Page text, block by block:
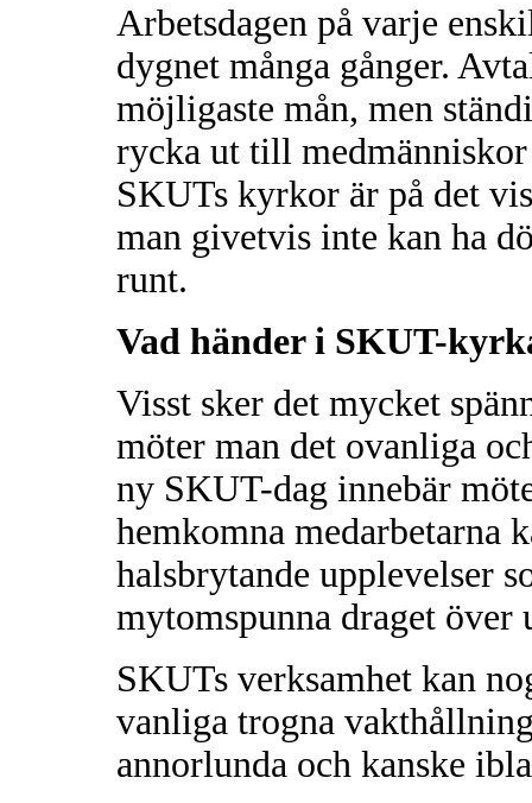
Arbetsdagen på varje
dygnet många gånger.
möjligaste mån, men
rycka ut till
SKUTs kyrkor är på det
man givetvis inte kan ha
runt.
Vad händer i SKUT-
Visst sker det mycket
möter man det ovanliga
ny SKUT-dag innebär
hemkomna medarbetarna
halsbrytande upplevelser
mytomspunna draget över
SKUTs verksamhet kan
vanliga trogna
annorlunda och kanske